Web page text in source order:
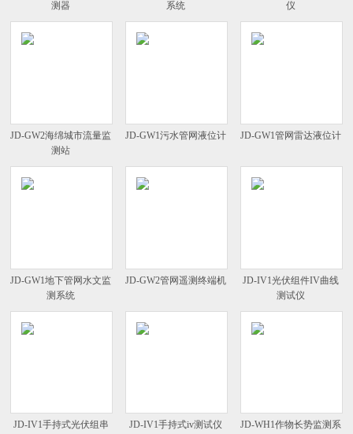
测器
系统
仪
JD-GW2海绵城市流量监
测站
JD-GW1污水管网液位计 JD-GW1管网雷达液位计
JD-GW1地下管网水文监
测系统
JD-GW2管网遥测终端机
JD-IV1光伏组件IV曲线
测试仪
JD-IV1手持式光伏组串 JD-IV1手持式iv测试仪 JD-WH1作物长势监测系